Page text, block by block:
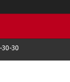
30-30